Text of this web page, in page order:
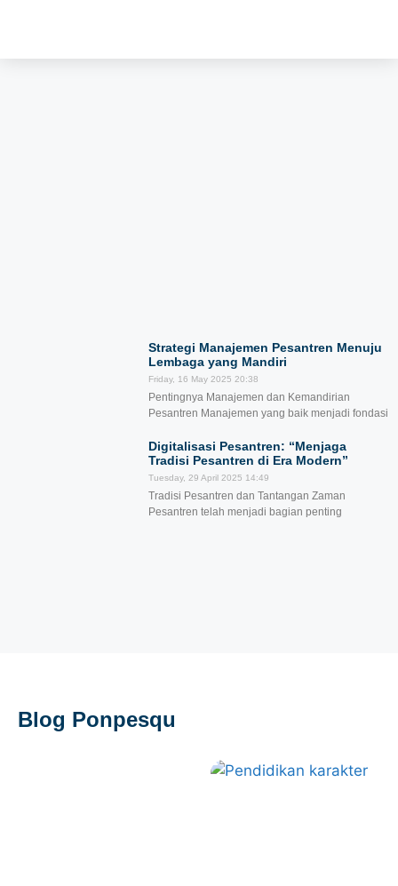
Strategi Manajemen Pesantren Menuju
Lembaga yang Mandiri
Friday, 16 May 2025 20:38
Pentingnya Manajemen dan Kemandirian
Pesantren Manajemen yang baik menjadi fondasi
Digitalisasi Pesantren: “Menjaga
Tradisi Pesantren di Era Modern”
Tuesday, 29 April 2025 14:49
Tradisi Pesantren dan Tantangan Zaman
Pesantren telah menjadi bagian penting
Blog Ponpesqu